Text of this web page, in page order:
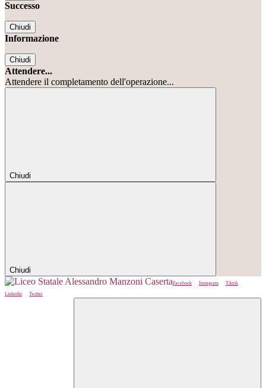
Successo
Chiudi
Informazione
Chiudi
Attendere...
Attendere il completamento dell'operazione...
Chiudi
Chiudi
Facebook Instagram
Tiktok
Linkedin
Twitter